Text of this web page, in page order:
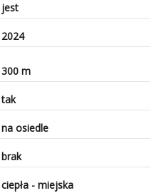
jest
2024
300 m
tak
na osiedle
brak
ciepła - miejska